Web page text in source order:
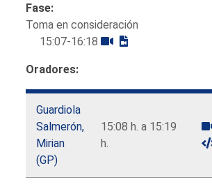
Fase:
Toma en consideración
15:07-16:18
Oradores:
Guardiola
Salmerón,
Mirian
(GP)
15:08 h. a 15:19
h.